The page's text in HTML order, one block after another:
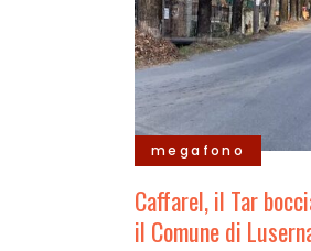
megafono
Caffarel, il Tar
il Comune di